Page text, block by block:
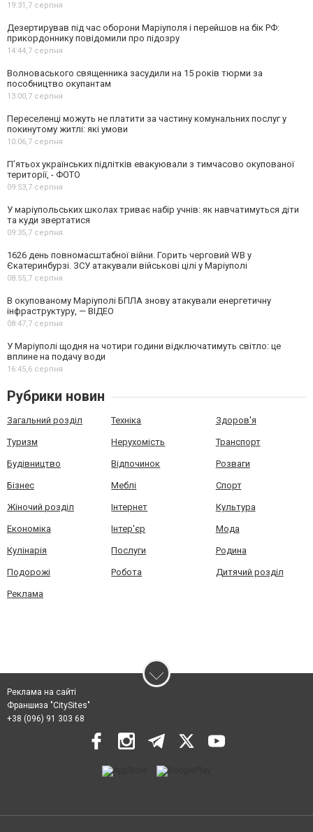
19:31,7 серпня
Дезертирував під час оборони Маріуполя і перейшов на бік РФ:
прикордоннику повідомили про підозру
14:44,7 серпня
Волноваського священника засудили на 15 років тюрми за
пособництво окупантам
13:00,7 серпня
Переселенці можуть не платити за частину комунальних послуг у
покинутому житлі: які умови
10:06,7 серпня
П’ятьох українських підлітків евакуювали з тимчасово окупованої
території, - ФОТО
09:53,7 серпня
У маріупольських школах триває набір учнів: як навчатимуться діти
та куди звертатися
09:35,7 серпня
1626 день повномасштабної війни. Горить черговий WB у
Єкатеринбурзі. ЗСУ атакували військові цілі у Маріуполі
08:55,7 серпня
В окупованому Маріуполі БПЛА знову атакували енергетичну
інфраструктуру, — ВІДЕО
08:47,7 серпня
У Маріуполі щодня на чотири години відключатимуть світло: це
вплине на подачу води
16:45,6 серпня
Рубрики новин
Загальний розділ Техніка Здоров'я
Туризм Нерухомість Транспорт
Будівництво Відпочинок Розваги
Бізнес Меблі Спорт
Жіночий розділ Інтернет Культура
Економіка Інтер'єр Мода
Кулінарія Послуги Родина
Подорожі Робота Дитячий розділ
Реклама
Реклама на сайті
Франшиза "CitySites"
+38 (096) 91 303 68